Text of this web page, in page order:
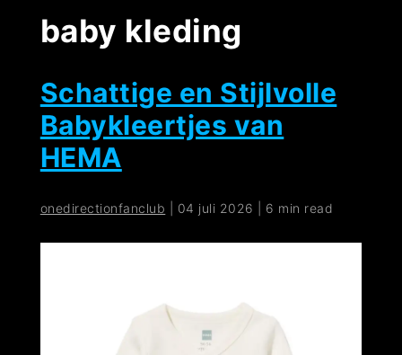
baby kleding
Schattige en Stijlvolle
Babykleertjes van
HEMA
onedirectionfanclub 04 juli 2026 6 min read